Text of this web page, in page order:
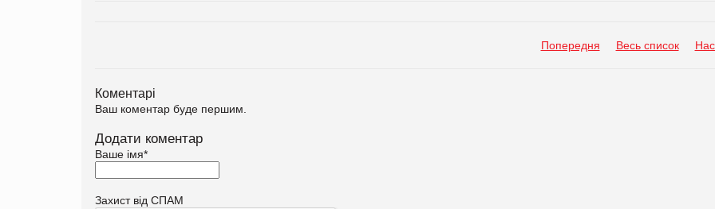
Попередня Весь список
Коментарі
Ваш коментар буде першим.
Додати коментар
Ваше імя*
Захист від СПАМ